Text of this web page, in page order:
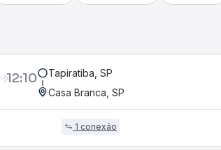
12:10
Tapiratiba, SP
Casa Branca, SP
1 conexão